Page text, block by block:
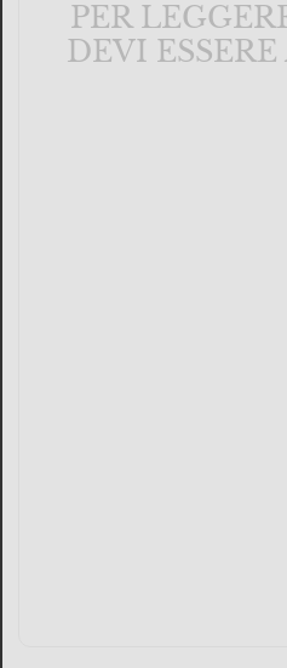
PER
DEVI